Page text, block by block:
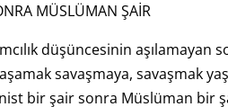
MÜSLÜMAN ŞAİR
düşüncesinin
savaşmaya, savaşmak
bir şair sonra Müslüman bir